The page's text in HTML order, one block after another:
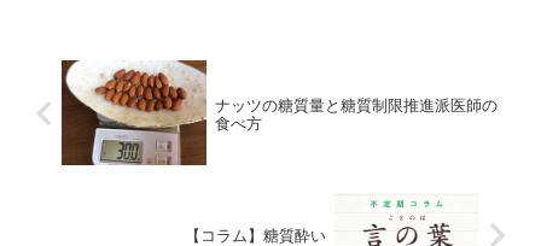
ナッツの糖質量と糖質制限推進派医師の
食べ方
【コラム】糖質酔い